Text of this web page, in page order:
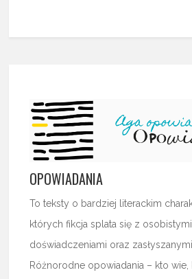
OPOWIADANIA
To teksty o bardziej literackim
których fikcja splata się z osobistymi
doświadczeniami oraz
Różnorodne opowiadania – kto